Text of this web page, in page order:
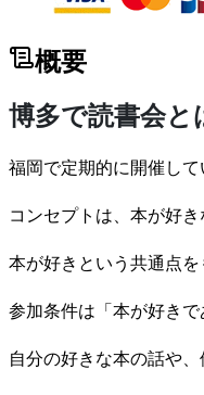
概要
博多で読書会と
福岡で定期的に開催して
コンセプトは、本が好
本が好きという共通点
参加条件は「本が好きで
自分の好きな本の話や